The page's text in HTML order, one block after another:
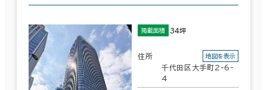
掲載面積 34坪
住所
千代田区大手町2-6-
4
地図を表示